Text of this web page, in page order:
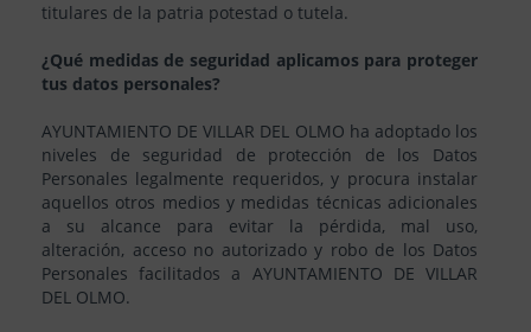
titulares de la patria potestad o tutela.
¿Qué medidas de seguridad aplicamos para proteger
tus datos personales?
AYUNTAMIENTO DE VILLAR DEL OLMO ha adoptado los
niveles de seguridad de protección de los Datos
Personales legalmente requeridos, y procura instalar
aquellos otros medios y medidas técnicas adicionales
a su alcance para evitar la pérdida, mal uso,
alteración, acceso no autorizado y robo de los Datos
Personales facilitados a AYUNTAMIENTO DE VILLAR
DEL OLMO.